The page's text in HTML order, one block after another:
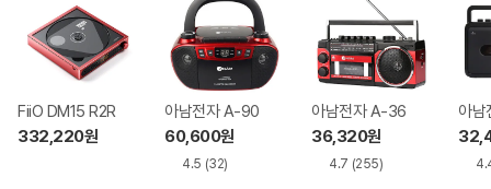
FiiO DM15 R2R
332,220원
아남전자 A-90
60,600원
4.5 (32)
아남전자 A-36
36,320원
4.7 (255)
아